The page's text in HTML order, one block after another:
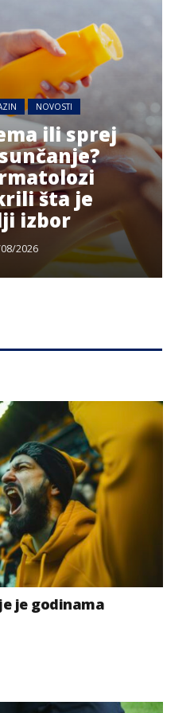
NOVOSTI
ili sprej
šta je
izbor
2026
je godinama